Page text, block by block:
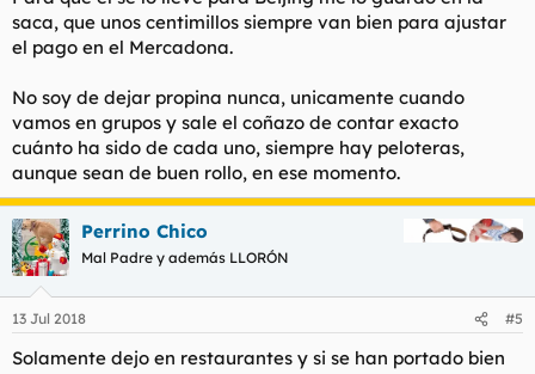
saca, que unos centimillos siempre van bien para ajustar
el pago en el Mercadona.
No soy de dejar propina nunca, unicamente cuando
vamos en grupos y sale el coñazo de contar exacto
cuánto ha sido de cada uno, siempre hay peloteras,
aunque sean de buen rollo, en ese momento.
Perrino Chico
Mal Padre y además LLORÓN
13 Jul 2018 #5
Solamente dejo en restaurantes y si se han portado bien